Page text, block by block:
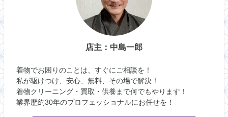
店主：中島一郎
着物でお困りのことは、すぐにご相談を！
私が駆けつけ、安心、無料、その場で解決！
着物クリーニング・買取・供養まで何でもやります！
業界歴約30年のプロフェッショナルにお任せを！